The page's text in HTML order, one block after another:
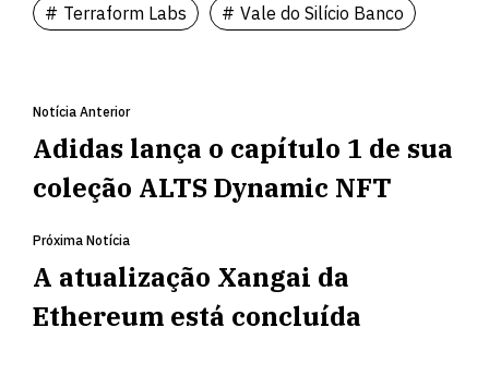
Terraform Labs
Vale do Silício Banco
Notícia Anterior
Adidas lança o capítulo 1 de sua
coleção ALTS Dynamic NFT
Próxima Notícia
A atualização Xangai da
Ethereum está concluída